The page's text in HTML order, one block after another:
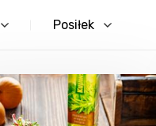
Posiłek